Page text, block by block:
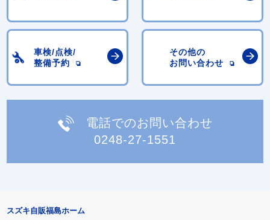
車検/点検/
整備予約
その他の
お問い合わせ
電話でのお問い合わせ
0248-27-1551
スズキ自販福島ホーム